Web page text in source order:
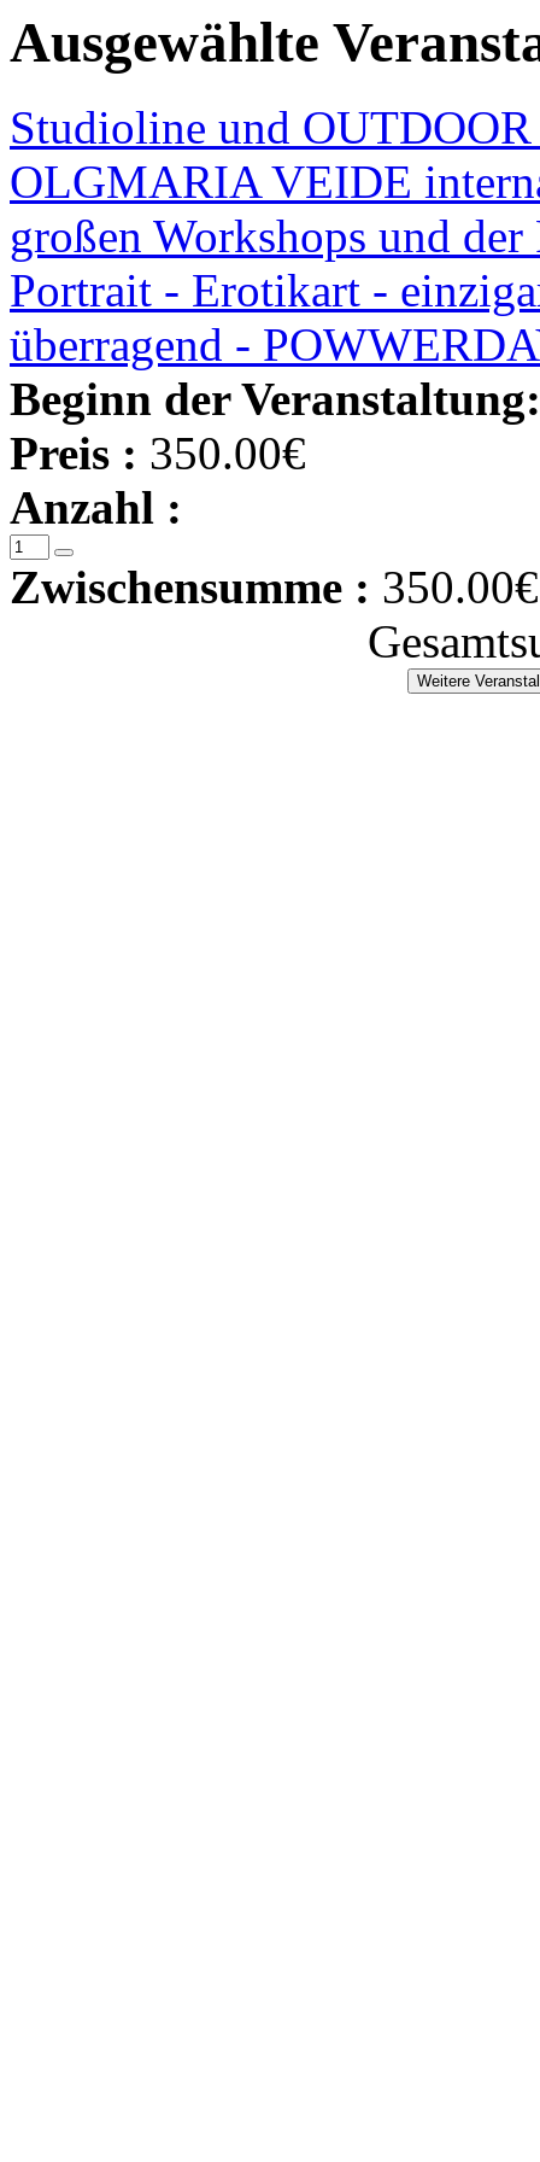
Ausgewählte
Studioline und
OLGMARIA VEIDE
großen Workshops und
Portrait - Erotikart -
überragend -
Beginn der
Preis : 350.00€
Anzahl :
Zwischensumme : 350.00€
Weitere